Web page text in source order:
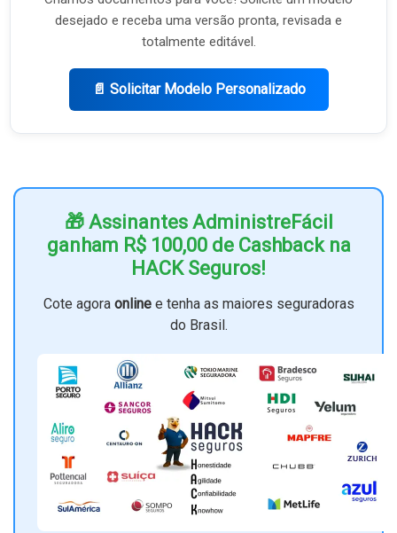
desejado e receba uma versão pronta, revisada e
totalmente editável.
📄 Solicitar Modelo Personalizado
🎁 Assinantes AdministreFácil
ganham R$ 100,00 de Cashback na
HACK Seguros!
Cote agora onlinee tenha as maiores seguradoras
do Brasil.